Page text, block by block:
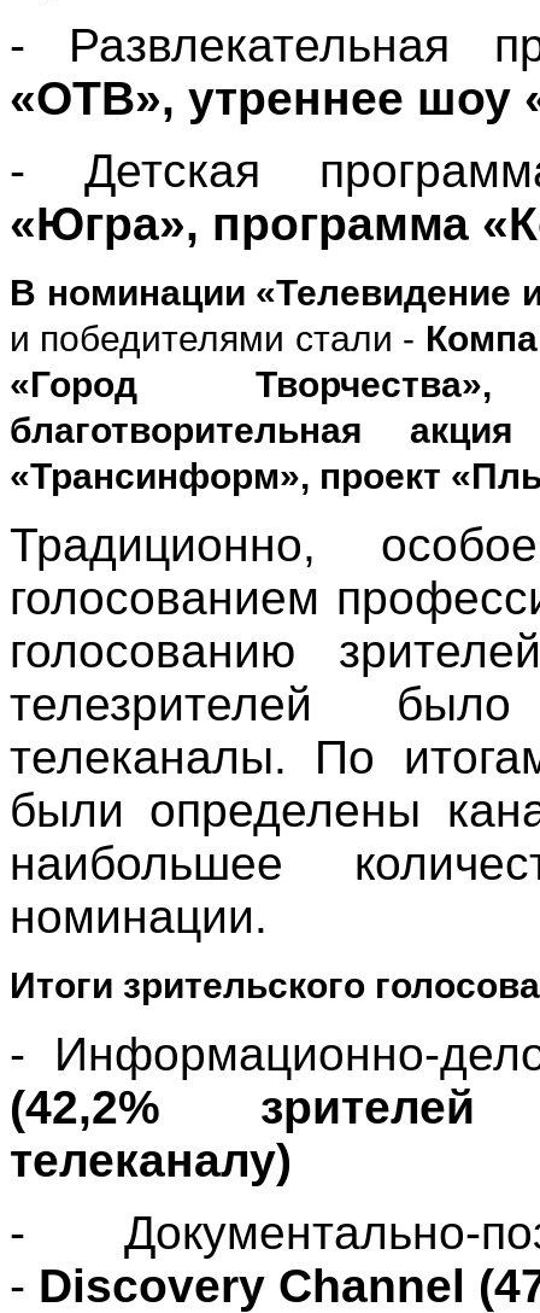
- Развлекательная
«ОТВ», утреннее шоу
- Детская
«Югра», программа
В номинации «Телевидение
и победителями стали -
«Город
благотворительная
«Трансинформ», проект
Традиционно,
голосованием
голосованию
телезрителей
телеканалы. По
были определены
наибольшее
номинации.
Итоги зрительского
- Информационно-
(42,2% зрителей
телеканалу)
- Документально-
- Discovery Channel